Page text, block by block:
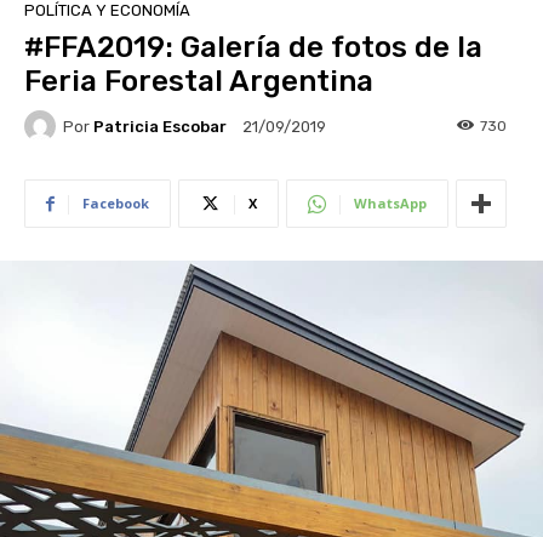
POLÍTICA Y ECONOMÍA
#FFA2019: Galería de fotos de la
Feria Forestal Argentina
Por Patricia Escobar 21/09/2019 730
Facebook X WhatsApp